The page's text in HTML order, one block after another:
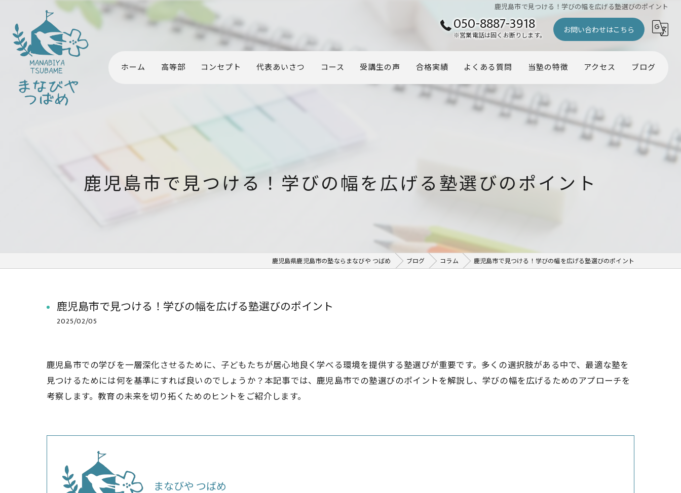
鹿児島市で見つける！学びの幅を広げる塾選びのポイント
050-8887-3918
※営業電話は固くお断りします。 お問い合わせはこちら
ホーム 高等部 コンセプト 代表あいさつ コース 受講生の声 合格実績 よくある質問 当塾の特徴
幼児
小学生
受験
アクセス ブログ
鹿児島市で見つける！学びの幅を広げる塾選びのポイント
鹿児島県鹿児島市の塾ならまなびや つばめ ブログ コラム 鹿児島市で見つける！学びの幅を広げる塾選びのポイント
鹿児島市で見つける！学びの幅を広げる塾選びのポイント
2025/02/05
鹿児島市での学びを一層深化させるために、子どもたちが居心地良く学べる環境を提供する塾選びが重要です。多くの選択肢がある中で、最適な塾を
見つけるためには何を基準にすれば良いのでしょうか？本記事では、鹿児島市での塾選びのポイントを解説し、学びの幅を広げるためのアプローチを
考察します。教育の未来を切り拓くためのヒントをご紹介します。
まなびや つばめ